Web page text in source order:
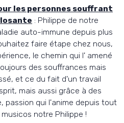
les personnes souffrant
: Philippe de notre
auto-immune depuis plus
faire étape chez nous,
le chemin qui l' amené
des souffrances mais
et ce du fait d'un travail
mais aussi grâce à des
passion qui l'anime depuis tout
notre Philippe !